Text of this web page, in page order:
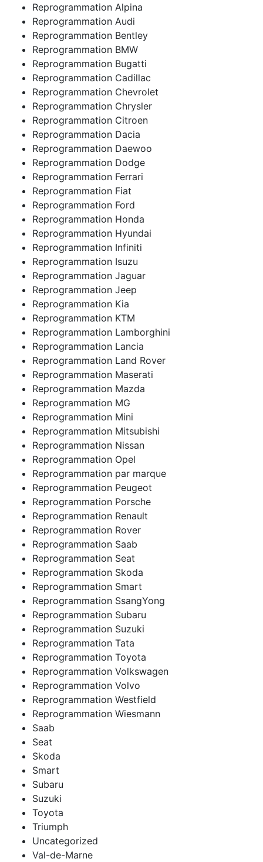
Reprogrammation Alpina
Reprogrammation Audi
Reprogrammation Bentley
Reprogrammation BMW
Reprogrammation Bugatti
Reprogrammation Cadillac
Reprogrammation Chevrolet
Reprogrammation Chrysler
Reprogrammation Citroen
Reprogrammation Dacia
Reprogrammation Daewoo
Reprogrammation Dodge
Reprogrammation Ferrari
Reprogrammation Fiat
Reprogrammation Ford
Reprogrammation Honda
Reprogrammation Hyundai
Reprogrammation Infiniti
Reprogrammation Isuzu
Reprogrammation Jaguar
Reprogrammation Jeep
Reprogrammation Kia
Reprogrammation KTM
Reprogrammation Lamborghini
Reprogrammation Lancia
Reprogrammation Land Rover
Reprogrammation Maserati
Reprogrammation Mazda
Reprogrammation MG
Reprogrammation Mini
Reprogrammation Mitsubishi
Reprogrammation Nissan
Reprogrammation Opel
Reprogrammation par marque
Reprogrammation Peugeot
Reprogrammation Porsche
Reprogrammation Renault
Reprogrammation Rover
Reprogrammation Saab
Reprogrammation Seat
Reprogrammation Skoda
Reprogrammation Smart
Reprogrammation SsangYong
Reprogrammation Subaru
Reprogrammation Suzuki
Reprogrammation Tata
Reprogrammation Toyota
Reprogrammation Volkswagen
Reprogrammation Volvo
Reprogrammation Westfield
Reprogrammation Wiesmann
Saab
Seat
Skoda
Smart
Subaru
Suzuki
Toyota
Triumph
Uncategorized
Val-de-Marne